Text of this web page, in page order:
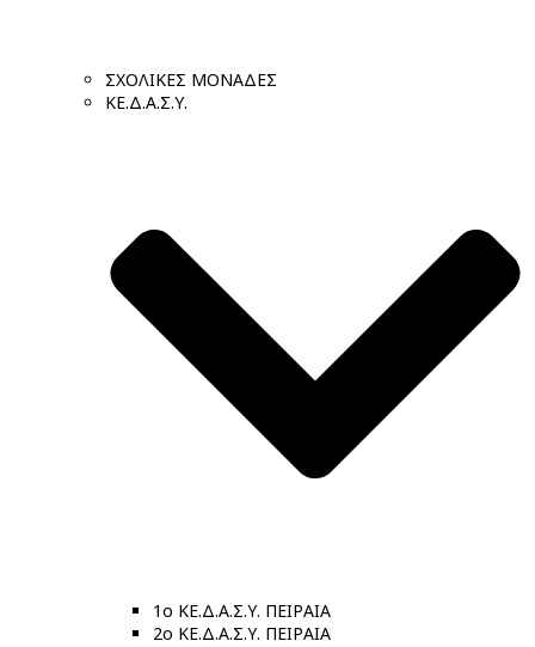
ΣΧΟΛΙΚΕΣ ΜΟΝΑΔΕΣ
ΚΕ.Δ.Α.Σ.Υ.
1ο ΚΕ.Δ.Α.Σ.Υ. ΠΕΙΡΑΙΑ
2ο ΚΕ.Δ.Α.Σ.Υ. ΠΕΙΡΑΙΑ